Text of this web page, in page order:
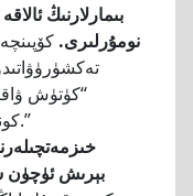
بىمارلارنىڭ
نومۇرلىرى.
“كۈتۈش
كونكرېت سوئاللارغا قاراپ بېقىڭ.”
بېرىش ئۈچۈن